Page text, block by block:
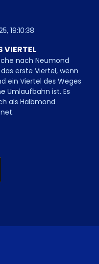
19:10:38
VIERTEL
nach Neumond
erste Viertel, wenn
ein Viertel des Weges
Umlaufbahn ist. Es
als Halbmond